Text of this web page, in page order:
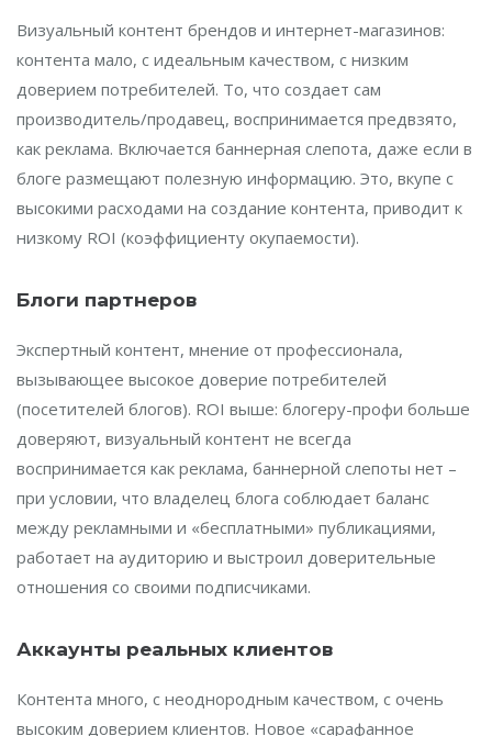
Визуальный контент брендов и интернет-магазинов:
контента мало, с идеальным качеством, с низким
доверием потребителей. То, что создает сам
производитель/продавец, воспринимается предвзято,
как реклама. Включается баннерная слепота, даже если в
блоге размещают полезную информацию. Это, вкупе с
высокими расходами на создание контента, приводит к
низкому ROI (коэффициенту окупаемости).
Блоги партнеров
Экспертный контент, мнение от профессионала,
вызывающее высокое доверие потребителей
(посетителей блогов). ROI выше: блогеру-профи больше
доверяют, визуальный контент не всегда
воспринимается как реклама, баннерной слепоты нет –
при условии, что владелец блога соблюдает баланс
между рекламными и «бесплатными» публикациями,
работает на аудиторию и выстроил доверительные
отношения со своими подписчиками.
Аккаунты реальных клиентов
Контента много, с неоднородным качеством, с очень
высоким доверием клиентов. Новое «сарафанное